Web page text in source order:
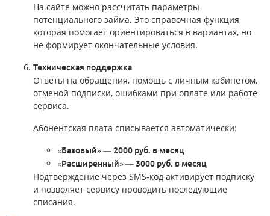
На сайте можно рассчитать параметры
потенциального займа. Это справочная функция,
которая помогает ориентироваться в вариантах, но
не формирует окончательные условия.
Техническая поддержка
Ответы на обращения, помощь с личным кабинетом,
отменой подписки, ошибками при оплате или работе
сервиса.
Абонентская плата списывается автоматически:
«Базовый» — 2000 руб. в месяц
«Расширенный» — 3000 руб. в месяц
Подтверждение через SMS-код активирует подписку
и позволяет сервису проводить последующие
списания.